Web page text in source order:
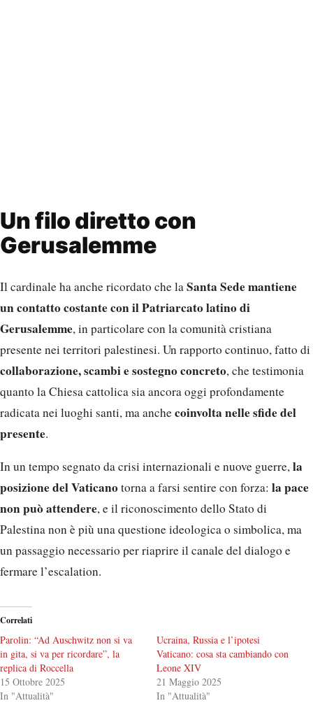
Un filo diretto con
Gerusalemme
Il cardinale ha anche ricordato che laSanta Sede mantiene
un contatto costante con il Patriarcato latino di
Gerusalemme, in particolare con la comunità cristiana
presente nei territori palestinesi. Un rapporto continuo, fatto di
collaborazione, scambi e sostegno concreto, che testimonia
quanto la Chiesa cattolica sia ancora oggi profondamente
radicata nei luoghi santi, ma anchecoinvolta nelle sfide del
presente.
In un tempo segnato da crisi internazionali e nuove guerre,la
posizione del Vaticanotorna a farsi sentire con forza: la pace
non può attendere, e il riconoscimento dello Stato di
Palestina non è più una questione ideologica o simbolica, ma
un passaggio necessario per riaprire il canale del dialogo e
fermare l’escalation.
Correlati
Parolin: “Ad Auschwitz non si va
in gita, si va per ricordare”, la
replica di Roccella
15 Ottobre 2025
In "Attualità"
Ucraina, Russia e l’ipotesi
Vaticano: cosa sta cambiando con
Leone XIV
21 Maggio 2025
In "Attualità"